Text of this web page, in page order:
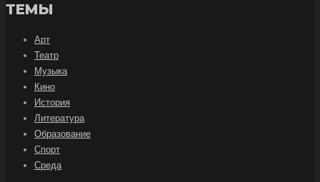
ТЕМЫ
Арт
Театр
Музыка
Кино
История
Литература
Образование
Спорт
Среда